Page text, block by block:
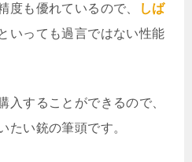
度も優れているので、
しば
いっても過言ではない性能
入することができるので、
たい銃の筆頭です。